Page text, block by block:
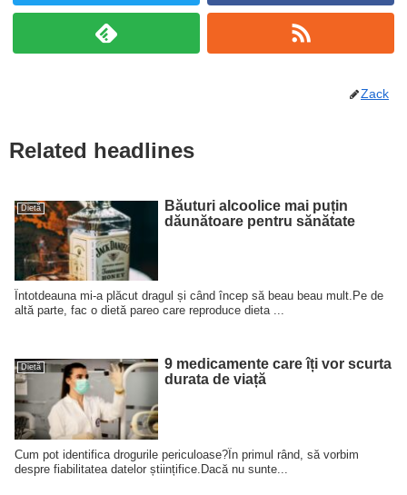
Zack
Related headlines
Dietă
Băuturi alcoolice mai puțin
dăunătoare pentru sănătate
Întotdeauna mi-a plăcut dragul și când încep să beau beau mult.Pe de
altă parte, fac o dietă pareo care reproduce dieta ...
Dietă
9 medicamente care îți vor scurta
durata de viață
Cum pot identifica drogurile periculoase?În primul rând, să vorbim
despre fiabilitatea datelor științifice.Dacă nu sunte...